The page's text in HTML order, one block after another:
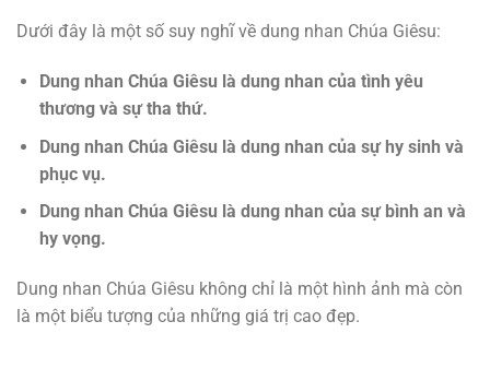
Dưới đây là một số suy nghĩ về dung nhan Chúa Giêsu:
Dung nhan Chúa Giêsu là dung nhan của tình yêu
thương và sự tha thứ.
Dung nhan Chúa Giêsu là dung nhan của sự hy sinh và
phục vụ.
Dung nhan Chúa Giêsu là dung nhan của sự bình an và
hy vọng.
Dung nhan Chúa Giêsu không chỉ là một hình ảnh mà còn
là một biểu tượng của những giá trị cao đẹp.